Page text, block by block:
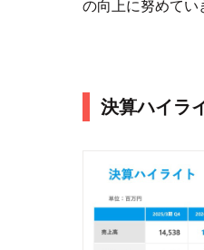
の向上に努めてい
決算ハイラ